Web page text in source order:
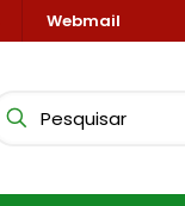
Webmail